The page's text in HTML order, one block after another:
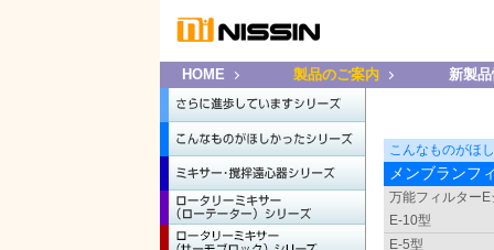
HOME 製品のご案内 新製
こんなものがほ
メンブランフ
万能フィルター
E-10型
E-5型